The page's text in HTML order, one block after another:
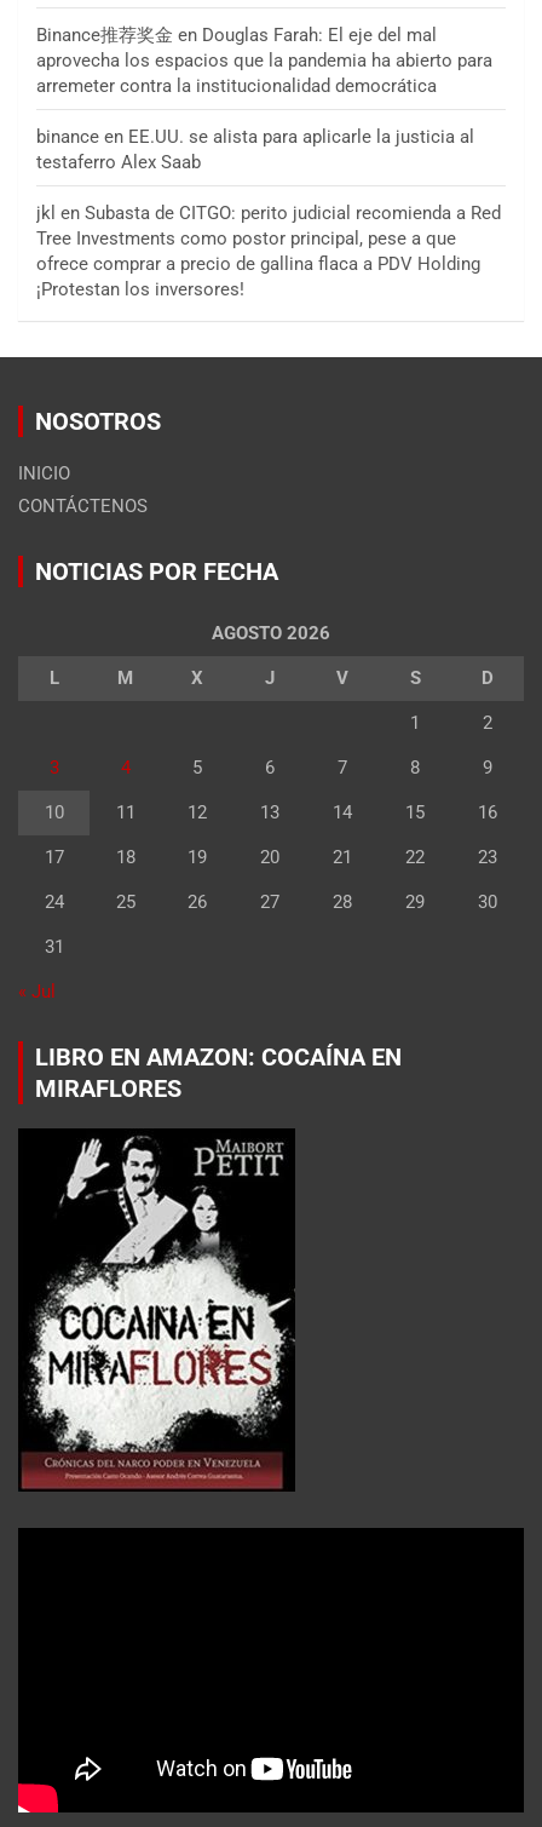
Binance推荐奖金 en Douglas Farah: El eje del mal
aprovecha los espacios que la pandemia ha abierto para
arremeter contra la institucionalidad democrática
binance en EE.UU. se alista para aplicarle la justicia al
testaferro Alex Saab
jkl en Subasta de CITGO: perito judicial recomienda a Red
Tree Investments como postor principal, pese a que
ofrece comprar a precio de gallina flaca a PDV Holding
¡Protestan los inversores!
NOSOTROS
INICIO
CONTÁCTENOS
NOTICIAS POR FECHA
AGOSTO 2026
L M X J V S D
1 2
3 4 5 6 7 8 9
10 11 12 13 14 15 16
17 18 19 20 21 22 23
24 25 26 27 28 29 30
31
« Jul
LIBRO EN AMAZON: COCAÍNA EN
MIRAFLORES